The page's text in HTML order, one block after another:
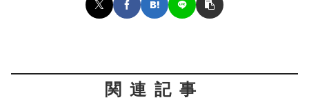
関連記事